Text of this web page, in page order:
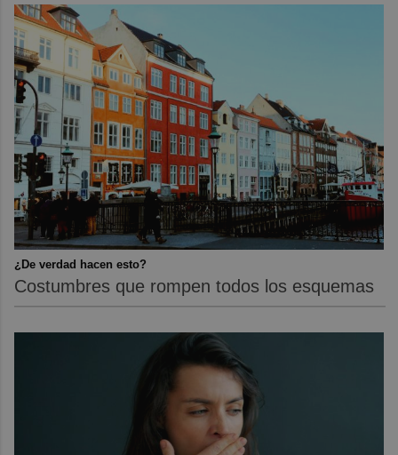
¿De verdad hacen esto?
Costumbres que rompen todos los esquemas